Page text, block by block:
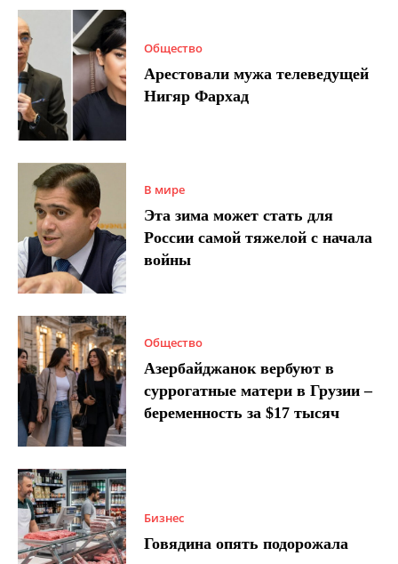
Общество
Арестовали мужа телеведущей
Нигяр Фархад
В мире
Эта зима может стать для
России самой тяжелой с начала
войны
Общество
Азербайджанок вербуют в
суррогатные матери в Грузии –
беременность за $17 тысяч
Бизнес
Говядина опять подорожала